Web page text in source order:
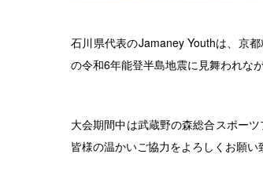
石川県代表のJamaney Youthは、京
の令和6年能登半島地震に見舞われな
大会期間中は武蔵野の森総合スポー
皆様の温かいご協力をよろしくお願い